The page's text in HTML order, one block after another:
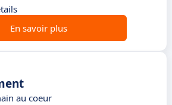
En savoir plus
au coeur